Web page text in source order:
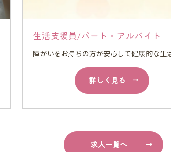
生活支援員/パート・アルバイト
詳しく見る
求人一覧へ